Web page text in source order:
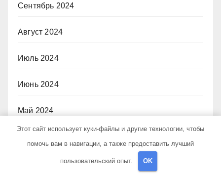
Сентябрь 2024
Август 2024
Июль 2024
Июнь 2024
Май 2024
Этот сайт использует куки-файлы и другие технологии, чтобы
помочь вам в навигации, а также предоставить лучший
пользовательский опыт. OK